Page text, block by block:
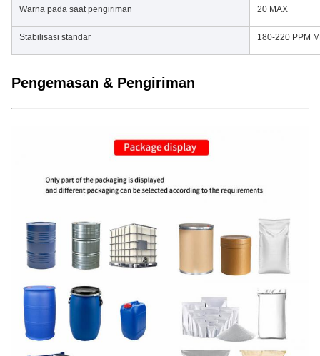
Warna pada saat pengiriman 20 MAX
Stabilisasi standar 180-220 PPM
Pengemasan & Pengiriman